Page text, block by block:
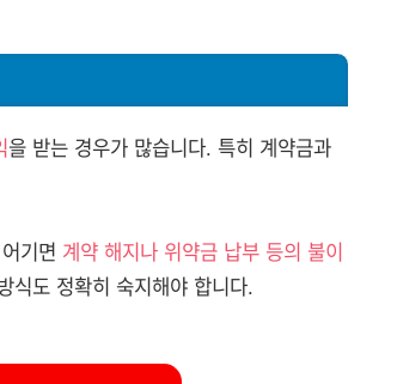
을 받는 경우가 많습니다. 특히 계약금과
기면 계약 해지나 위약금 납부 등의 불이
식도 정확히 숙지해야 합니다.